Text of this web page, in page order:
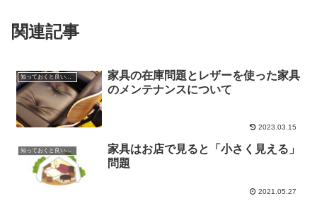
関連記事
知っておくと良い知識や雑学
家具の在庫問題とレザーを使った家具
のメンテナンスについて
2023.03.15
知っておくと良い知識や雑学
家具はお店で見ると「小さく見える」
問題
2021.05.27